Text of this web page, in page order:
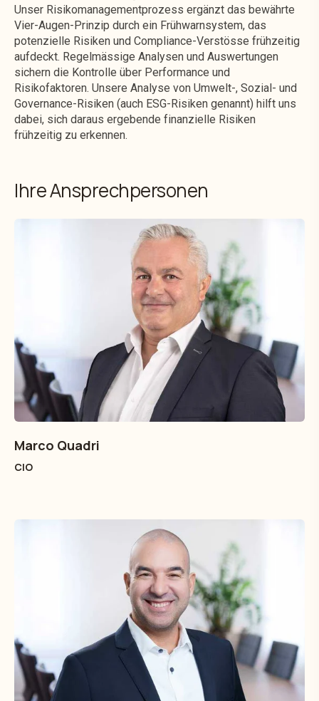
Unser Risikomanagementprozess ergänzt das bewährte
Vier-Augen-Prinzip durch ein Frühwarnsystem, das
potenzielle Risiken und Compliance-Verstösse frühzeitig
aufdeckt. Regelmässige Analysen und Auswertungen
sichern die Kontrolle über Performance und
Risikofaktoren. Unsere Analyse von Umwelt-, Sozial- und
Governance-Risiken (auch ESG-Risiken genannt) hilft uns
dabei, sich daraus ergebende finanzielle Risiken
frühzeitig zu erkennen.
Ihre Ansprechpersonen
Marco Quadri
CIO